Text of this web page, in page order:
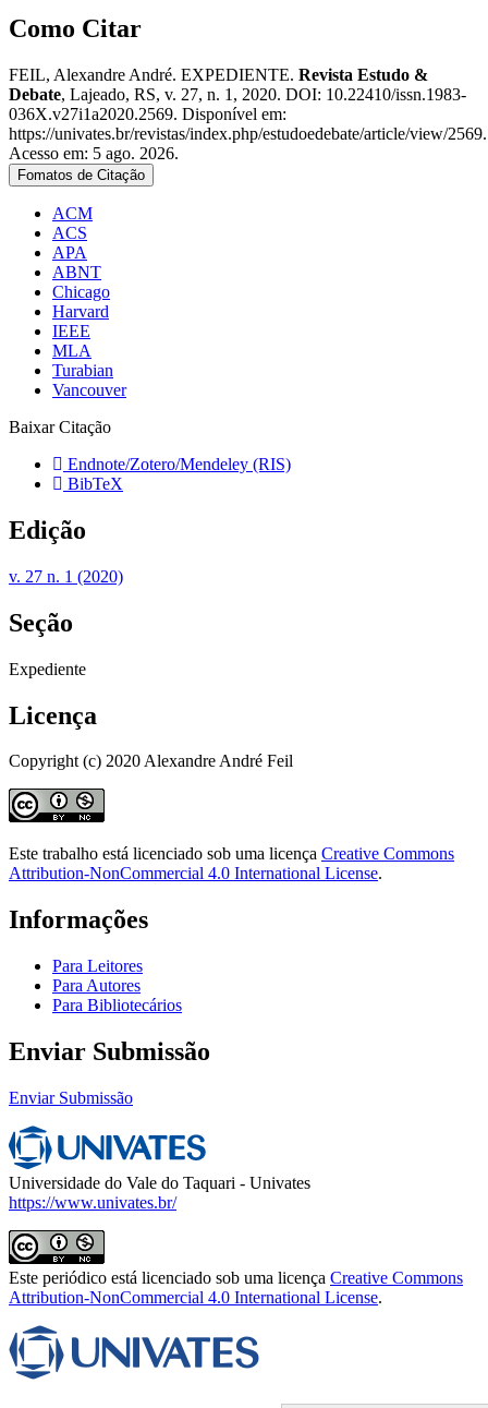
Como Citar
FEIL, Alexandre André. EXPEDIENTE. Revista Estudo &
Debate, Lajeado, RS, v. 27, n. 1, 2020. DOI: 10.22410/issn.1983-
036X.v27i1a2020.2569. Disponível em:
https://univates.br/revistas/index.php/estudoedebate/article/view/2569.
Acesso em: 5 ago. 2026.
Fomatos de Citação
ACM
ACS
APA
ABNT
Chicago
Harvard
IEEE
MLA
Turabian
Vancouver
Baixar Citação
Endnote/Zotero/Mendeley (RIS)
BibTeX
Edição
v. 27 n. 1 (2020)
Seção
Expediente
Licença
Copyright (c) 2020 Alexandre André Feil
Este trabalho está licenciado sob uma licença Creative Commons
Attribution-NonCommercial 4.0 International License.
Informações
Para Leitores
Para Autores
Para Bibliotecários
Enviar Submissão
Enviar Submissão
Universidade do Vale do Taquari - Univates
https://www.univates.br/
Este periódico está licenciado sob uma licença Creative Commons
Attribution-NonCommercial 4.0 International License.